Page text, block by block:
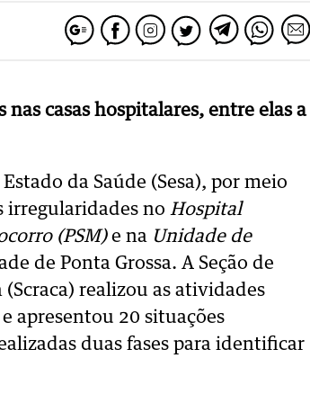
casas hospitalares, entre elas a
da Saúde (Sesa), por meio
irregularidades no Hospital
(PSM)e na Unidade de
de Ponta Grossa. A Seção de
realizou as atividades
apresentou 20 situações
duas fases para identificar